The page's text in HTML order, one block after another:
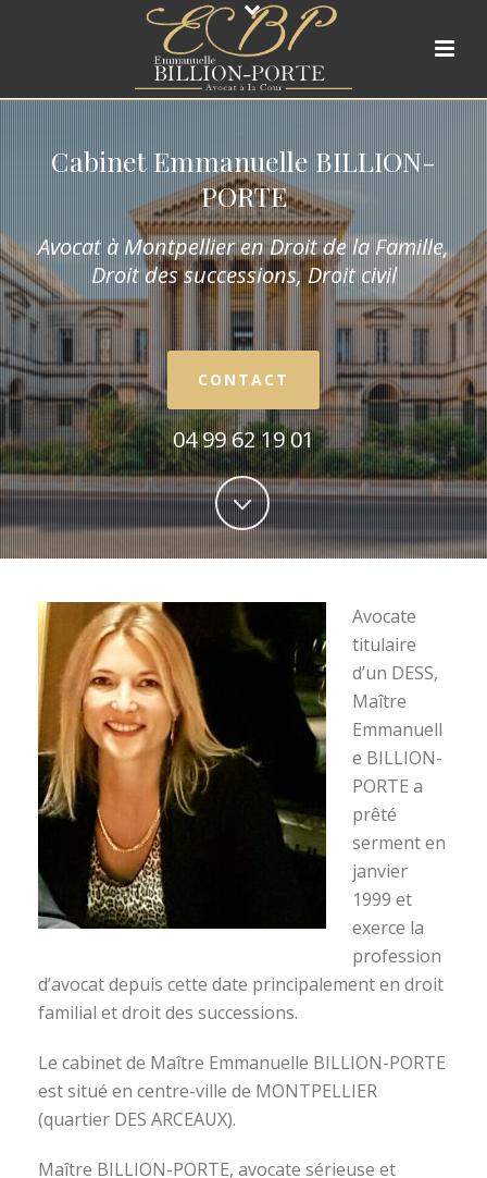
Cabinet Emmanuelle BILLION-
PORTE
Avocat à Montpellier en Droit de la Famille,
Droit des successions, Droit civil
CONTACT
04 99 62 19 01
Avocate
titulaire
d’un DESS,
Maître
Emmanuell
e BILLION-
PORTE a
prêté
serment en
janvier
1999 et
exerce la
profession
d’avocat depuis cette date principalement en droit
familial et droit des successions.
Le cabinet de Maître Emmanuelle BILLION-PORTE
est situé en centre-ville de MONTPELLIER
(quartier DES ARCEAUX).
Maître BILLION-PORTE, avocate sérieuse et